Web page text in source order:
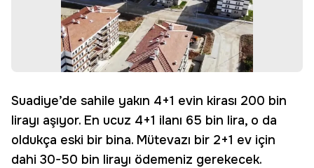
Suadiye’de sahile yakın 4+1 evin kirası 200 bin
lirayı aşıyor. En ucuz 4+1 ilanı 65 bin lira, o da
oldukça eski bir bina. Mütevazı bir 2+1 ev için
dahi 30-50 bin lirayı ödemeniz gerekecek.